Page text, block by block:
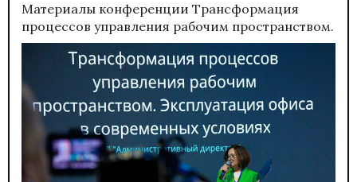
Материалы конференции Трансформация
процессов управления рабочим пространством.